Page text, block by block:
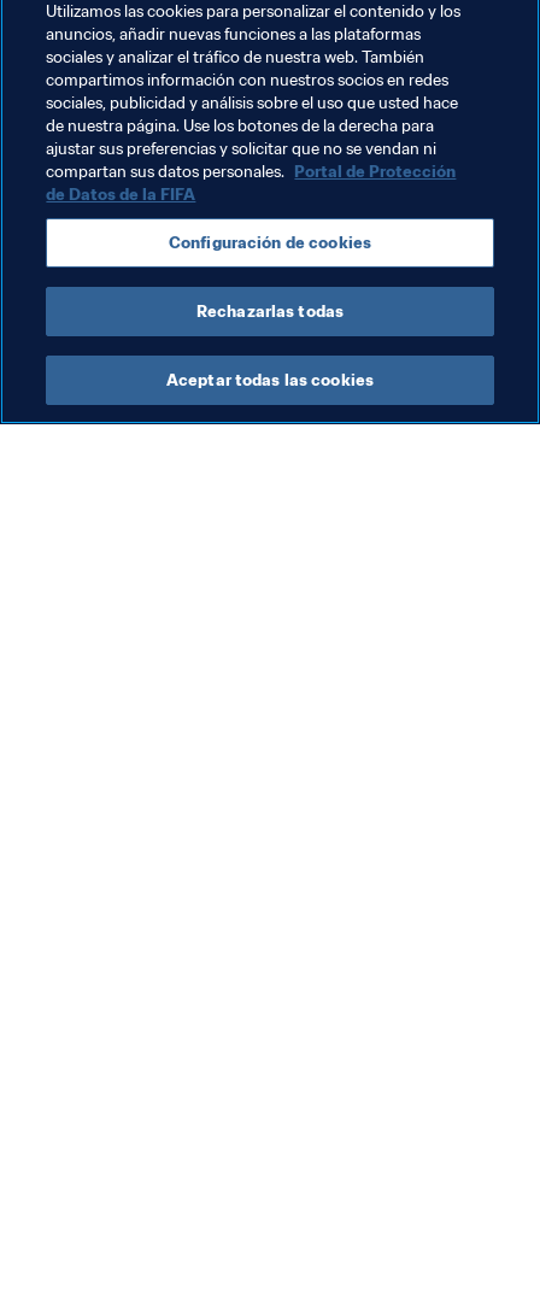
componen se encuentran en su sitio. Además, han
empezado los preparativos para la renovación de la
zona que circunda el estadio. Se ha demolido el antiguo
centro de radio y se han nivelado los terrenos en los que
se construirán los nuevos elementos y edificios.
Temas relacionados
Russia UEFA
Utilizamos las cookies para personalizar el contenido y los
anuncios, añadir nuevas funciones a las plataformas
sociales y analizar el tráfico de nuestra web. También
compartimos información con nuestros socios en redes
sociales, publicidad y análisis sobre el uso que usted hace
de nuestra página. Use los botones de la derecha para
ajustar sus preferencias y solicitar que no se vendan ni
compartan sus datos personales. Portal de Protección
de Datos de la FIFA
Configuración de cookies
Rechazarlas todas
Aceptar todas las cookies